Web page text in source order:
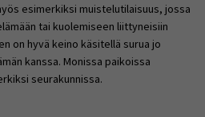
esimerkiksi muistelutilaisuus, jossa
tai kuolemiseen liittyneisiin
on hyvä keino käsitellä surua jo
kanssa. Monissa paikoissa
seurakunnissa.